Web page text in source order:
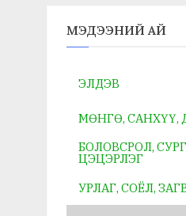
МЭДЭЭНИЙ АЙ
ЭЛДЭВ
МӨНГӨ, САНХҮҮ,
БОЛОВСРОЛ,
ЦЭЦЭРЛЭГ
УРЛАГ, СОЁЛ,